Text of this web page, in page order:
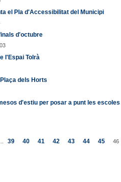
el Pla d'Accessibilitat del Municipi
d'octubre
l'Espai Tolrà
dels Horts
d'estiu per posar a punt les escoles
39 40 41 42 43 44 45 46